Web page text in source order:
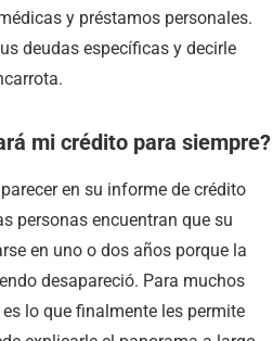
y préstamos personales.
deudas específicas y decirle
mi crédito para siempre?
en su informe de crédito
personas encuentran que su
en uno o dos años porque la
desapareció. Para muchos
lo que finalmente les permite